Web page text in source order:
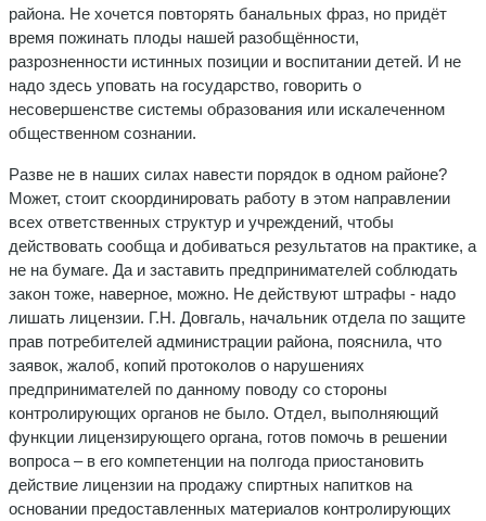
района. Не хочется повторять ба­нальных фраз, но придёт
время пожинать плоды нашей разобщён­ности,
разрозненности истинных позиции и воспитании детей. И не
надо здесь уповать на государ­ство, говорить о
несовершенстве системы образования или искале­ченном
общественном сознании.
Разве не в наших силах навести порядок в одном районе?
Может, стоит скоординировать работу в этом направлении
всех ответственных структур и учреждений, чтобы
действовать сообща и добиваться результатов на практике, а
не на бумаге. Да и заставить пред­принимателей соблюдать
закон тоже, наверное, можно. Не действуют штрафы - надо
лишать лицензии. Г.Н. Довгаль, начальник отдела по защите
прав потребителей администрации района, пояснила, что
заявок, жалоб, копий протоколов о нарушениях
предпринимателей по данному поводу со стороны
контролирующих органов не было. Отдел, выполняющий
функции лицензирующего органа, готов помочь в решении
вопроса – в его компетенции на полгода приостановить
действие лицензии на продажу спиртных напитков на
основании предоставленных материалов контролирующих